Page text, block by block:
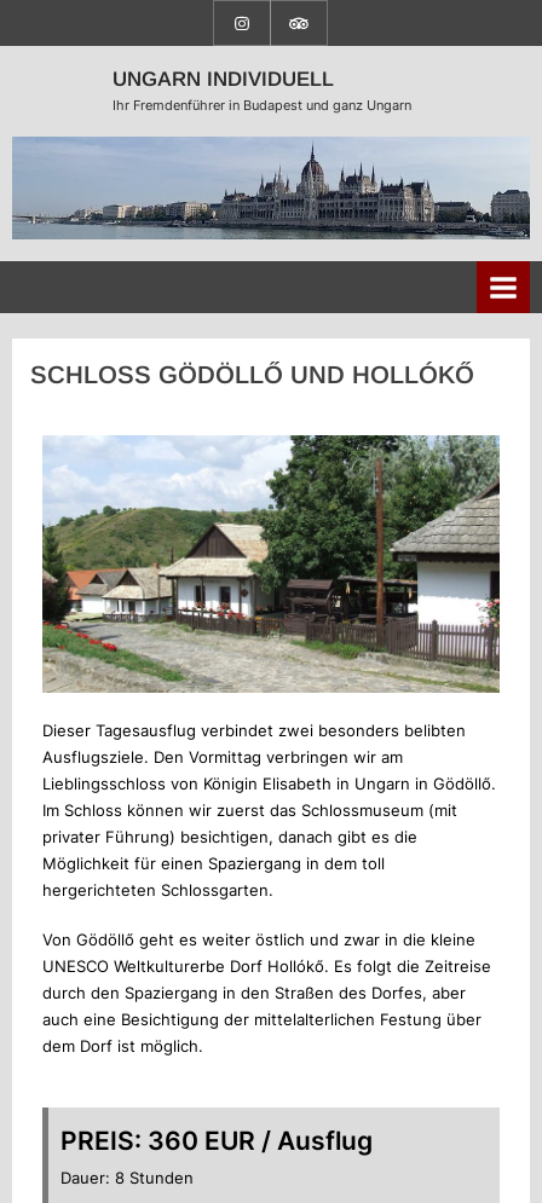
UNGARN INDIVIDUELL
Ihr Fremdenführer in Budapest und ganz Ungarn
SCHLOSS GÖDÖLLŐ UND HOLLÓKŐ
Dieser Tagesausflug verbindet zwei besonders belibten
Ausflugsziele. Den Vormittag verbringen wir am
Lieblingsschloss von Königin Elisabeth in Ungarn in Gödöllő.
Im Schloss können wir zuerst das Schlossmuseum (mit
privater Führung) besichtigen, danach gibt es die
Möglichkeit für einen Spaziergang in dem toll
hergerichteten Schlossgarten.
Von Gödöllő geht es weiter östlich und zwar in die kleine
UNESCO Weltkulturerbe Dorf Hollókő. Es folgt die Zeitreise
durch den Spaziergang in den Straßen des Dorfes, aber
auch eine Besichtigung der mittelalterlichen Festung über
dem Dorf ist möglich.
PREIS: 360 EUR / Ausflug
Dauer: 8 Stunden